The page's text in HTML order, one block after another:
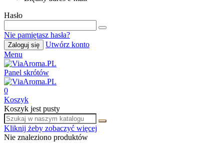
Hasło
Nie pamiętasz hasła?
Zaloguj się
Utwórz konto
Menu
Panel skrótów
0
Koszyk
Koszyk jest pusty
Kliknij żeby zobaczyć więcej
Nie znaleziono produktów